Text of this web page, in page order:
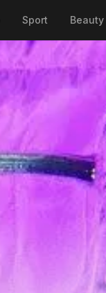
Sport Beauty